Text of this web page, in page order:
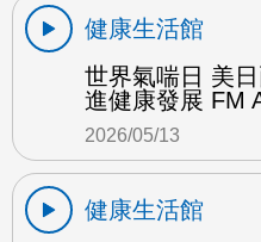
健康生活館
世界氣喘日 美
進健康發展 FM
2026/05/13
健康生活館